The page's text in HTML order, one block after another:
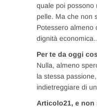
quale poi possono
pelle. Ma che non
Potessero almeno
dignità
Per te da oggi
Nulla, almeno
la stessa
indietreggiare di
Articolo21, e non